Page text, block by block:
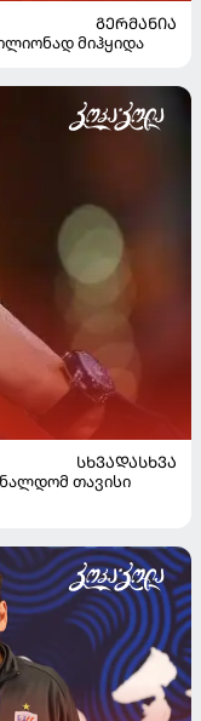
ᲒᲔᲠᲛᲐᲜᲘᲐ
მიჰყიდა
ᲡᲮᲕᲐᲓᲐᲡᲮᲕᲐ
თავისი